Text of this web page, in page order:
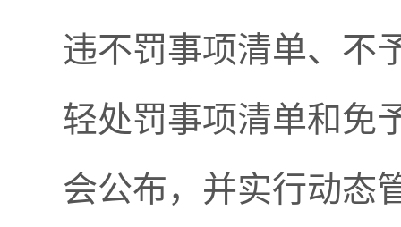
违不罚事项清单、不
轻处罚事项清单和免
会公布，并实行动态